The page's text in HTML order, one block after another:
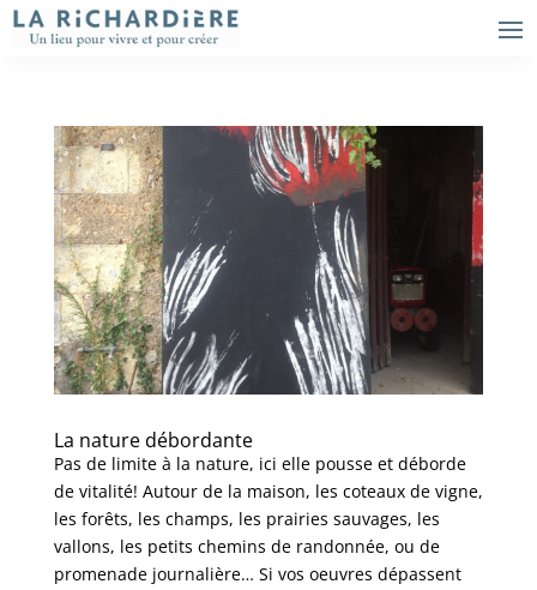
La nature débordante
Pas de limite à la nature, ici elle pousse et déborde
de vitalité! Autour de la maison, les coteaux de vigne,
les forêts, les champs, les prairies sauvages, les
vallons, les petits chemins de randonnée, ou de
promenade journalière… Si vos oeuvres dépassent